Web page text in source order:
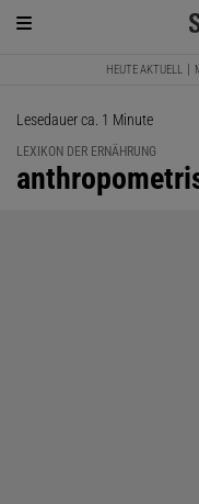
HEUTE AKTUELL
Lesedauer ca. 1 Minute
LEXIKON DER ERNÄHRUNG
: